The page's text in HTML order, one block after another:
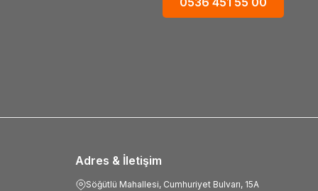
Adres & İletişim
Söğütlü Mahallesi, Cumhuriyet Bulvarı, 15A